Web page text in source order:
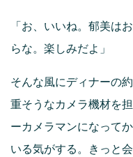
「お、いいね。郁美は
らな。楽しみだよ」
そんな風にディナーの
重そうなカメラ機材を
ーカメラマンになって
いる気がする。きっと